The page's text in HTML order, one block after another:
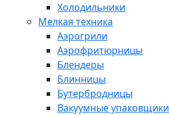
Холодильники
Мелкая техника
Аэрогрили
Аэрофритюрницы
Блендеры
Блинницы
Бутербродницы
Вакуумные упаковщики